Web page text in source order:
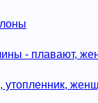
- плавают,
утопленник,